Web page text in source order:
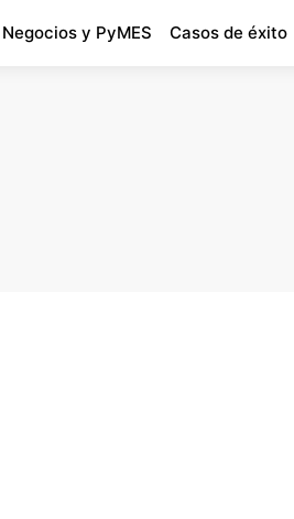
Negocios y PyMES Casos de éxito